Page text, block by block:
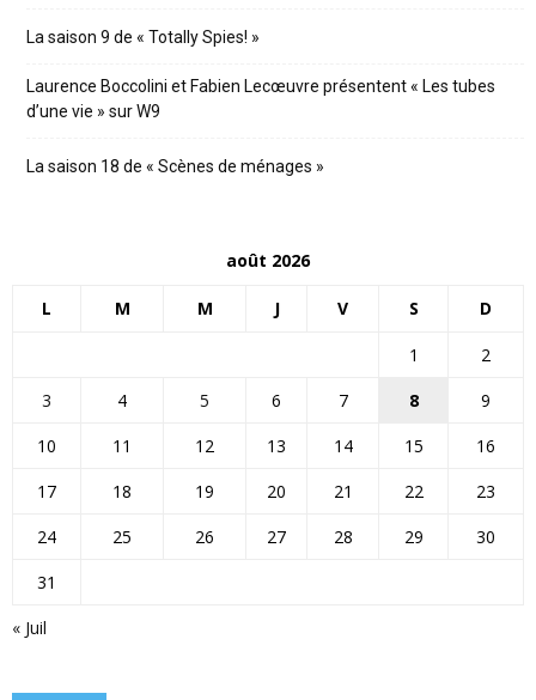
La saison 9 de « Totally Spies! »
Laurence Boccolini et Fabien Lecœuvre présentent « Les tubes
d’une vie » sur W9
La saison 18 de « Scènes de ménages »
août 2026
L M M J V S D
« Juil
1
2
3
4 5 6 7 8
9
10
11 12 13 14 15
16
17
18 19 20 21 22
23
24
25 26 27 28 29
30
31